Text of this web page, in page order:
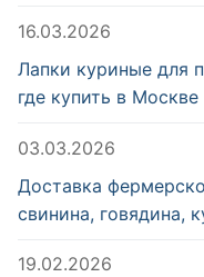
16.03.2026
Лапки куриные для
где купить в Москве
03.03.2026
Доставка
свинина, говядина,
19.02.2026